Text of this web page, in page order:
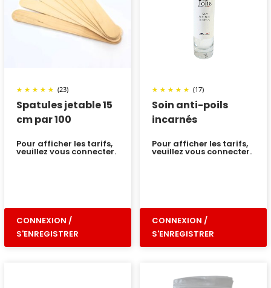
Spatules jetable 15
cm par 100
(23)
Pour afficher les tarifs,
veuillez vous connecter.
CONNEXION /
S'ENREGISTRER
Soin anti-poils
incarnés
(17)
Pour afficher les tarifs,
veuillez vous connecter.
CONNEXION /
S'ENREGISTRER